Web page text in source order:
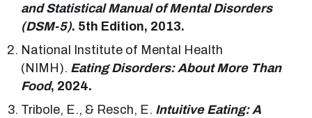
and Statistical Manual of Mental Disorders
(DSM-5). 5th Edition, 2013.
National Institute of Mental Health
(NIMH). Eating Disorders: About More Than
Food, 2024.
Tribole, E., & Resch, E. Intuitive Eating: A